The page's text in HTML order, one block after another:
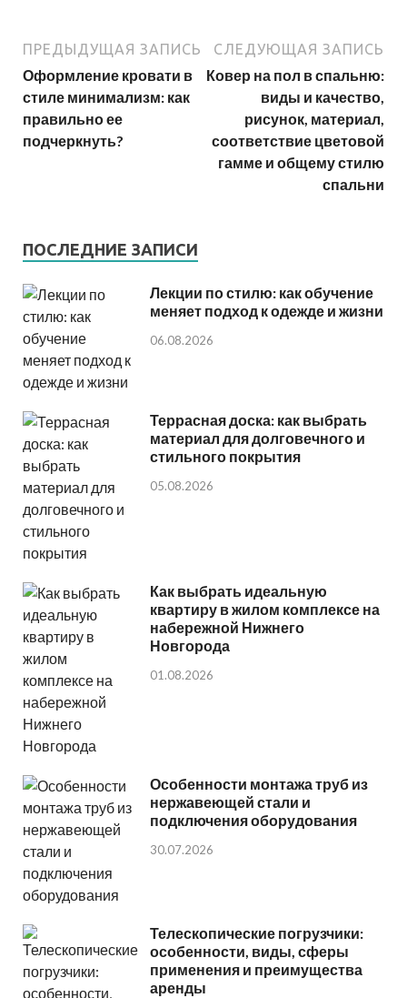
ПРЕДЫДУЩАЯ ЗАПИСЬ
Оформление кровати в
стиле минимализм: как
правильно ее
подчеркнуть?
СЛЕДУЮЩАЯ ЗАПИСЬ
Ковер на пол в спальню:
виды и качество,
рисунок, материал,
соответствие цветовой
гамме и общему стилю
спальни
ПОСЛЕДНИЕ ЗАПИСИ
Лекции по стилю: как обучение
меняет подход к одежде и жизни
06.08.2026
Террасная доска: как выбрать
материал для долговечного и
стильного покрытия
05.08.2026
Как выбрать идеальную
квартиру в жилом комплексе на
набережной Нижнего
Новгорода
01.08.2026
Особенности монтажа труб из
нержавеющей стали и
подключения оборудования
30.07.2026
Телескопические погрузчики:
особенности, виды, сферы
применения и преимущества
аренды